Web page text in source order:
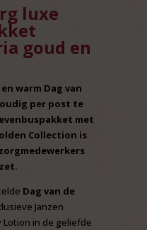
luxe
goud en
warm Dag van
per post te
met
Collection is
Dag van de
Janzen
Lotion in de geliefde